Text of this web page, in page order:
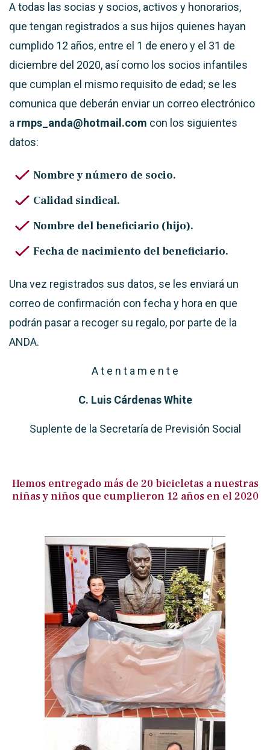
A todas las socias y socios, activos y honorarios,
que tengan registrados a sus hijos quienes hayan
cumplido 12 años, entre el 1 de enero y el 31 de
diciembre del 2020, así como los socios infantiles
que cumplan el mismo requisito de edad; se les
comunica que deberán enviar un correo electrónico
a rmps_anda@hotmail.com con los siguientes
datos:
Nombre y número de socio.
Calidad sindical.
Nombre del beneficiario (hijo).
Fecha de nacimiento del beneficiario.
Una vez registrados sus datos, se les enviará un
correo de confirmación con fecha y hora en que
podrán pasar a recoger su regalo, por parte de la
ANDA.
A t e n t a m e n t e
C. Luis Cárdenas White
Suplente de la Secretaría de Previsión Social
Hemos entregado más de 20 bicicletas a nuestras
niñas y niños que cumplieron 12 años en el 2020